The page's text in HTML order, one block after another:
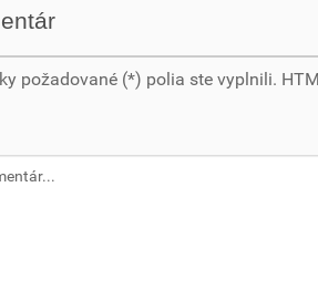
požadované (*) polia ste vyplnili.